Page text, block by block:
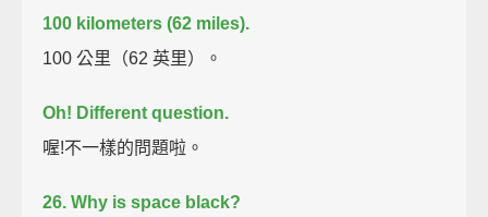
100 kilometers (62 miles).
100 公里（62 英里）。
Oh! Different question.
喔!不一樣的問題啦。
26. Why is space black?